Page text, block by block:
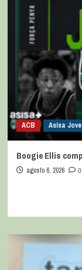
ACB Asisa
Boogie Ellis
agosto 6, 2026 0